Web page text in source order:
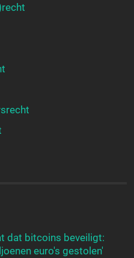
dat bitcoins beveiligt:
euro's gestolen'